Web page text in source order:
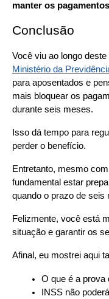
manter os
Conclusão
Você viu ao longo
Ministério da
para aposentados e
mais bloquear os
durante seis meses.
Isso dá tempo para
perder o benefício.
Entretanto, mesmo
fundamental estar
quando o prazo de seis
Felizmente, você está
situação e garantir os
Afinal, eu mostrei aqui
O que é a prova
INSS não